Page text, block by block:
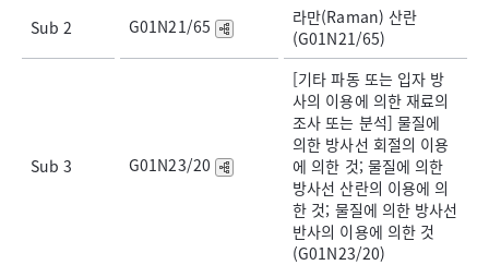
Sub 2 G01N21/65
라만(Raman) 산란
(G01N21/65)
Sub 3 G01N23/20
[기타 파동 또는 입자 방
사의 이용에 의한 재료의
조사 또는 분석] 물질에
의한 방사선 회절의 이용
에 의한 것; 물질에 의한
방사선 산란의 이용에 의
한 것; 물질에 의한 방사선
반사의 이용에 의한 것
(G01N23/20)